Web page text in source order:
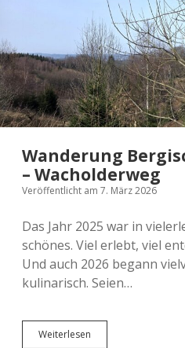
2022
2022
2022
2023
2023 Helsinki,
2023
2024
2024
2024
2024
2025
2025
2025
2025
2025
2026
2026
2026
2026
Wanderung
– Wacholderweg
Veröffentlicht am 7. März 2026
Das Jahr 2025 war in
schönes. Viel erlebt, viel
Und auch 2026 begann
kulinarisch. Seien…
Weiterlesen